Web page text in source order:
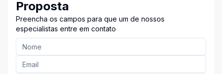
Proposta
Preencha os campos para que um de nossos
especialistas entre em contato